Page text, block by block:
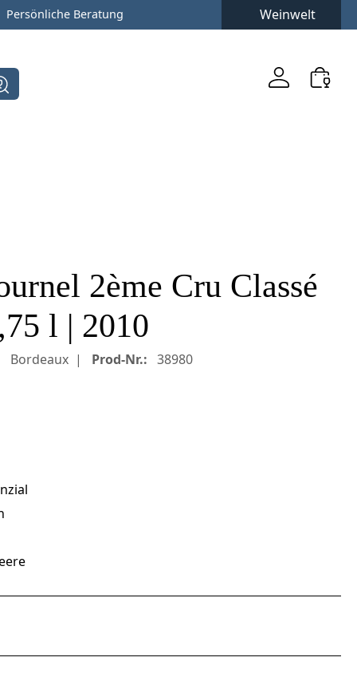
Persönliche Beratung Weinwelt
2ème Cru Classé
l | 2010
Bordeaux Prod-Nr.: 38980